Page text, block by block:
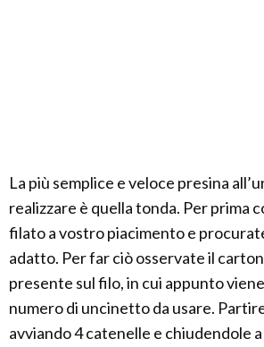
La più semplice e veloce presina
realizzare è quella tonda. Per prima
filato a vostro piacimento e
adatto. Per far ciò osservate il
presente sul filo, in cui appunto
numero di uncinetto da usare.
avviando 4 catenelle e chiudendole